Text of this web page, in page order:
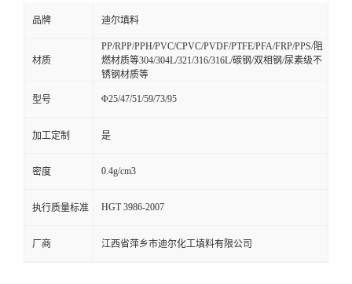
品牌 迪尔填料
材质
PP/RPP/PPH/PVC/CPVC/PVDF/PTFE/PFA/FRP/PPS/阻
燃材质等304/304L/321/316/316L/碳钢/双相钢/尿素级不
锈钢材质等
型号 Φ25/47/51/59/73/95
加工定制 是
密度 0.4g/cm3
执行质量标准 HGT 3986-2007
厂商 江西省萍乡市迪尔化工填料有限公司